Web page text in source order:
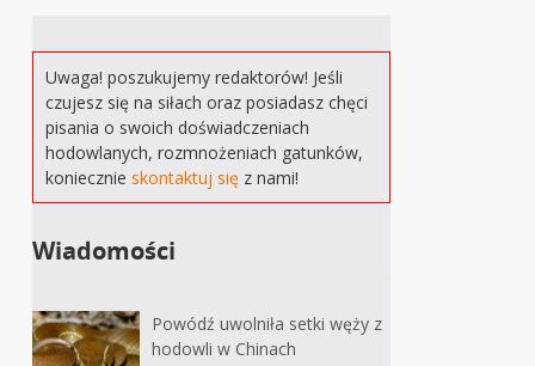
Uwaga! poszukujemy redaktorów! Jeśli
czujesz się na siłach oraz posiadasz chęci
pisania o swoich doświadczeniach
hodowlanych, rozmnożeniach gatunków,
koniecznieskontaktuj się z nami!
Wiadomości
Powódź uwolniła setki węży z
hodowli w Chinach